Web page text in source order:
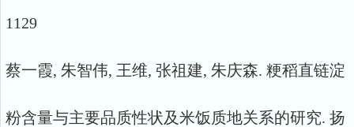
1129
蔡一霞, 朱智伟, 王维, 张祖建, 朱庆森. 粳稻直链淀
粉含量与主要品质性状及米饭质地关系的研究. 扬